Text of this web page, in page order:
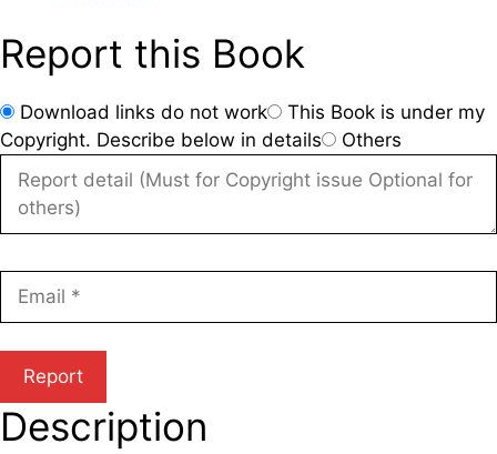
Report this Book
Download links do not work
This Book is under my
Copyright. Describe below in details
Others
Description